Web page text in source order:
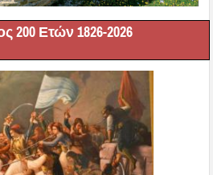
200 Ετών 1826-2026